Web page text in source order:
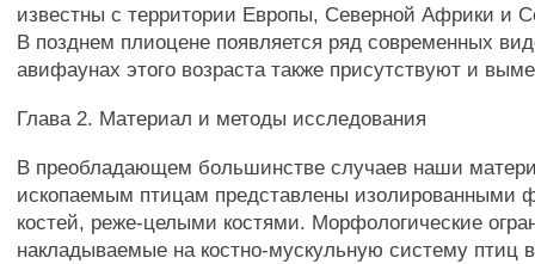
известны с территории Европы, Северной Африки и
В позднем плиоцене появляется ряд современных
авифаунах этого возраста также присутствуют и
Глава 2. Материал и методы исследования
В преобладающем большинстве случаев наши
ископаемым птицам представлены изолированными
костей, реже-целыми костями. Морфологические
накладываемые на костно-мускульную систему птиц